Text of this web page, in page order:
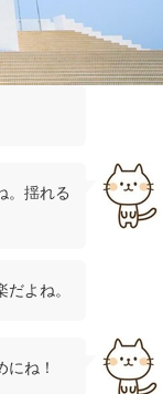
。揺れる
よね。
ね！